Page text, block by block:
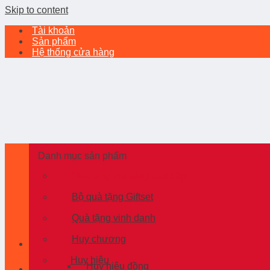
Skip to content
Tài khoản
Sản phẩm
Hệ thống cửa hàng
Danh mục sản phẩm
Bộ quà tặng Giftset
Quà tặng vinh danh
Huy chương
Huy hiệu
Huy hiệu đồng